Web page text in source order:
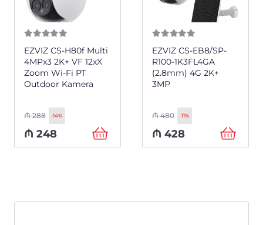
EZVIZ CS-H80f Multi
4MPx3 2K+ VF 12xX
Zoom Wi-Fi PT
Outdoor Kamera
₼288 -14%
₼ 248
EZVIZ CS-EB8/SP-
R100-1K3FL4GA
(2.8mm) 4G 2K+
3MP
₼480 -11%
₼ 428